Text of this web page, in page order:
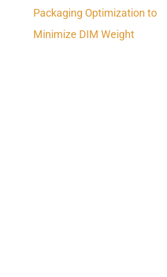
Packaging Optimization to
Minimize DIM Weight